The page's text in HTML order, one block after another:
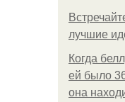
лучшие
Когда
ей было
она